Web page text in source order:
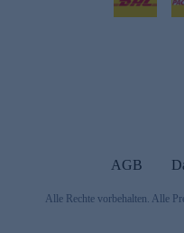
AGB
Alle Rechte vorbehalten. Alle